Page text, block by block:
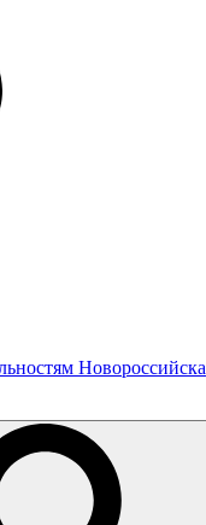
Новороссийска